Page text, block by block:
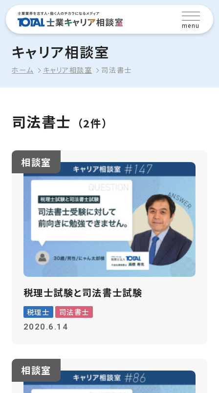
menu
キャリア相談室
ホーム キャリア相談室 司法書士
司法書士 （2件）
相談室
税理士試験と司法書士試験
税理士 司法書士
2020.6.14
相談室